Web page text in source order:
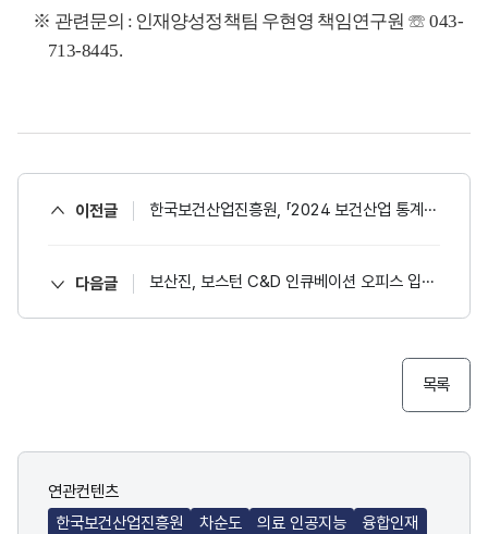
※ 관련문의 : 인재양성정책팀 우현영 책임연구원 ☏043-
713-8445.
이전글 한국보건산업진흥원, 「2024 보건산업 통계집」발간
다음글 보산진, 보스턴 C&D 인큐베이션 오피스 입주지원 3년 … 제약바이오 글로벌 진출 마중물 역할 톡톡
목록
연관컨텐츠
한국보건산업진흥원
차순도 의료 인공지능 융합인재